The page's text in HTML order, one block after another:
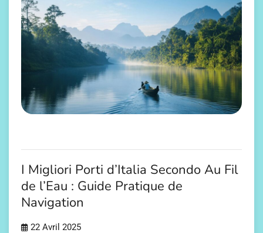
I Migliori Porti d’Italia Secondo Au Fil
de l’Eau : Guide Pratique de
Navigation
22 Avril 2025